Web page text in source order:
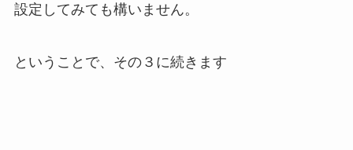
設定してみても構いません。
ということで、その３に続きます